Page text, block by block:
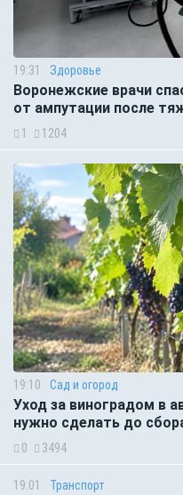
19:31 Здоровье
Воронежские врачи
от ампутации после
1 1204
19:10 Сад и огород
Уход за виноградом в
нужно сделать до
0 3494
19:01 Транспорт